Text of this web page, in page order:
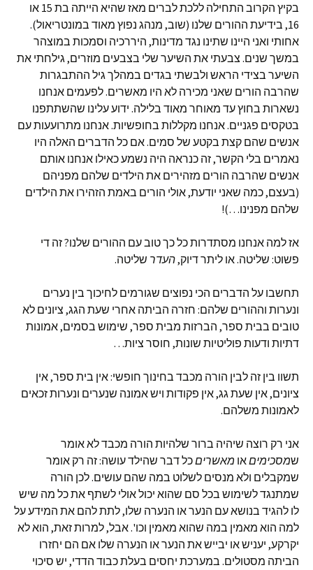
בקיץ הקרוב התחילה ללכת לברים מאז שהיא הייתה בת 15 או
16, בידיעת ההורים שלנו (שוב, מנהג נפוץ מאוד במונטריאול).
אחותי ואני היינו שתינו נגד מדינות, היררכיה וסמכות במוצהר
במשך שנים. צבעתי את השיער שלי בצבעים מוזרים, גילחתי את
השיער בצידי הראש ולבשתי בגדים במהלך גיל ההתבגרות
שהרבה הורים שאני מכירה לא היו מאשרים. לפעמים אנחנו
נשארות בחוץ עד מאוחר מאוד בלילה. ידוע עלינו שהשתתפנו
בטקסים פגניים. אנחנו מקללות בחופשיות. אנחנו מתרועעות עם
אנשים שהם קצת בקטע של סמים. אם כל הדברים האלה היו
נאמרים בלי הקשר, זה כנראה היה נשמע כאילו אנחנו אותם
אנשים שהרבה הורים מזהירים את הילדים שלהם מפניהם
(בעצם, כמה שאני יודעת, אולי הורים באמת הזהירו את הילדים
שלהם מפנינו…)!
אז למה אנחנו מסתדרות כל כך טוב עם ההורים שלנו? זה די
פשוט: שליטה. או ליתר דיוק,העדר שליטה.
תחשבו על הדברים הכי נפוצים שגורמים לחיכוך בין נערים
ונערות וההורים שלהם: חזרה הביתה אחרי שעת הגג, ציונים לא
טובים בבית ספר, הברזות מבית ספר, שימוש בסמים, אמונות
דתיות ודעות פוליטיות שונות, חוסר ציות…
תשוו בין זה לבין הורה מכבד בחינוך חופשי: אין בית ספר, אין
ציונים, אין שעת גג, אין פקודות ויש אמונה שנערים ונערות זכאים
לאמונות משלהם.
אני רק רוצה שיהיה ברור שלהיות הורה מכבד לא אומר
שמסכימיםאו מאשריםכל דבר שהילד עושה: זה רק אומר
שמקבלים ולא מנסים לשלוט במה שהם עושים. לכן הורה
שמתנגד לשימוש בכל סם שהוא יכול אולי לשתף את כל מה שיש
לו להגיד בנושא עם הנער או הנערה שלו, לתת להם את המידע על
למה הוא מאמין במה שהוא מאמין וכו'. אבל, למרות זאת, הוא לא
יקרקע, יעניש או יבייש את הנער או הנערה שלו אם הם יחזרו
הביתה מסטולים. במערכת יחסים בעלת כבוד הדדי, יש סיכוי